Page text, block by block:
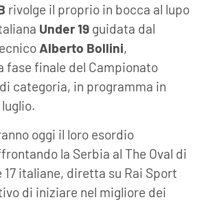
rivolge il proprio in bocca al lupo
Under 19 guidata dal
Alberto Bollini,
fase finale del Campionato
categoria, in programma in
luglio.
oggi il loro esordio
la Serbia al The Oval di
17 italiane, diretta su Rai Sport
di iniziare nel migliore dei